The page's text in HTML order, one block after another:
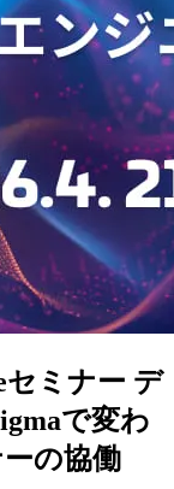
セミナー デ
で変わ
の協働